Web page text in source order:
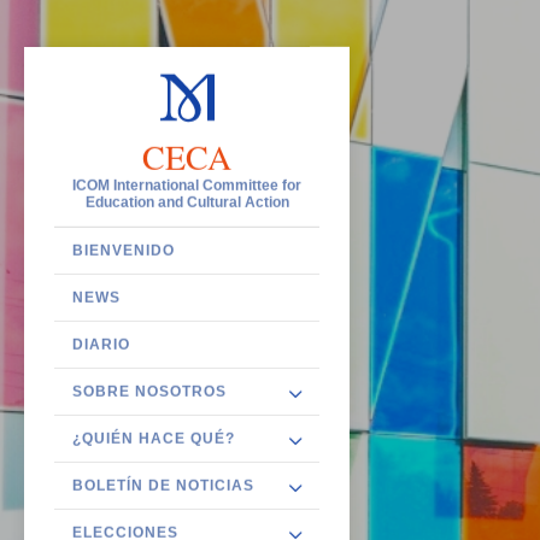
CECA
ICOM International Committee for
Education and Cultural Action
BIENVENIDO
NEWS
DIARIO
SOBRE NOSOTROS
¿QUIÉN HACE QUÉ?
BOLETÍN DE NOTICIAS
ELECCIONES